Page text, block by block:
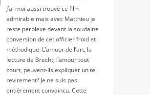
J’ai moi aussi trouvé ce film
admirable mais avec Matthieu je
reste perplexe devant la soudaine
conversion de cet officier froid et
méthodique. L’amour de l’art, la
lecture de Brecht, l’amour tout
court, peuvent-ils expliquer un tel
revirement? Je ne suis pas
entièrement convaincu. Cette